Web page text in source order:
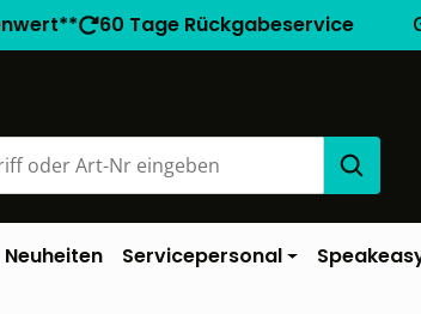
60 Tage Rückgabeservice
Neuheiten Servicepersonal